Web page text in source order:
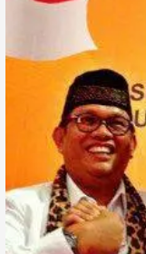
Opini
Video
Disclaimer